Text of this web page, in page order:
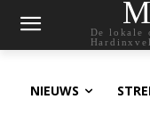
De lokale
NIEUWS